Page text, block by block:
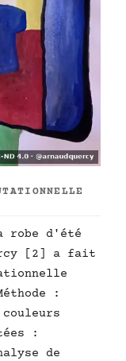
robe d'été
[2] a fait
:
couleurs
:
de